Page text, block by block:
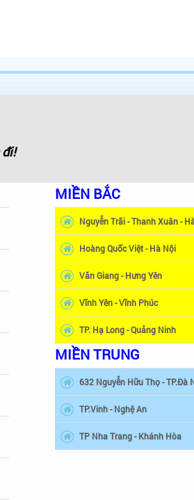
đi!
MIỀN BẮC
Nguyễn Trãi - Thanh Xuân -
Hoàng Quốc Việt - Hà Nội
Văn Giang - Hưng Yên
Vĩnh Yên - Vĩnh Phúc
TP. Hạ Long - Quảng Ninh
MIỀN TRUNG
632 Nguyễn Hữu Thọ - TP.Đà
TP.Vinh - Nghệ An
TP Nha Trang - Khánh Hòa